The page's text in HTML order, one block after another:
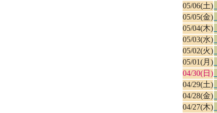
05/06(土)
05/05(金)
05/04(木)
05/03(水)
05/02(火)
05/01(月)
04/30(日)
04/29(土)
04/28(金)
04/27(木)